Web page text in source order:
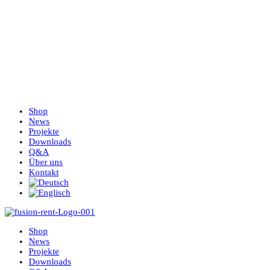
Shop
News
Projekte
Downloads
Q&A
Über uns
Kontakt
Shop
News
Projekte
Downloads